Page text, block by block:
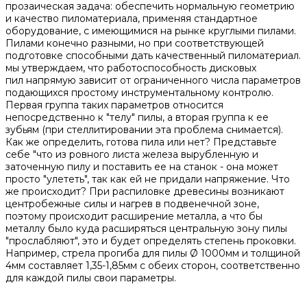
прозаическая задача: обеспечить нормальную геометрию
и качество пиломатериала, применяя стандартное
оборудование, с имеющимися на рынке круглыми пилами.
Пилами конечно разными, но при соответствующей
подготовке способными дать качественный пиломатериал.
мы утверждаем, что работоспособность дисковых
пил напрямую зависит от ограниченного числа параметров
подающихся простому инструментальному контролю.
Первая группа таких параметров относится
непосредственно к "телу" пилы, а вторая группа к ее
зубьям (при стеллитировании эта проблема снимается).
Как же определить, готова пила или нет? Представьте
себе "что из ровного листа железа вырубленную и
заточенную пилу и поставить ее на станок - она может
просто "улететь", так как ей не придали напряжение. Что
же происходит? При распиловке древесины возникают
центробежные силы и нагрев в подвенечной зоне,
поэтому происходит расширение металла, а что бы
металлу было куда расширяться центральную зону пилы
"прослабляют", это и будет определять степень проковки.
Например, стрела прогиба для пилы Ø 1000мм и толщиной
4мм составляет 1,35-1,85мм с обеих сторон, соответственно
для каждой пилы свои параметры.